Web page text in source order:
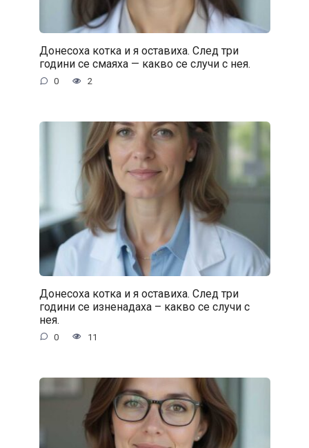
Донесоха котка и я оставиха. След три
години се смаяха — какво се случи с нея.
0 2
Донесоха котка и я оставиха. След три
години се изненадаха – какво се случи с
нея.
0 11